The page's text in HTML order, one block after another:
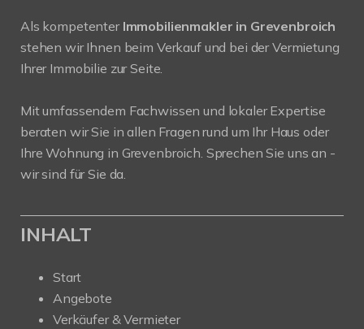
Als kompetenter Immobilienmakler in Grevenbroich
stehen wir Ihnen beim Verkauf und bei der Vermietung
Ihrer Immobilie zur Seite.
Mit umfassendem Fachwissen und lokaler Expertise
beraten wir Sie in allen Fragen rund um Ihr Haus oder
Ihre Wohnung in Grevenbroich. Sprechen Sie uns an -
wir sind für Sie da.
INHALT
Start
Angebote
Verkäufer & Vermieter